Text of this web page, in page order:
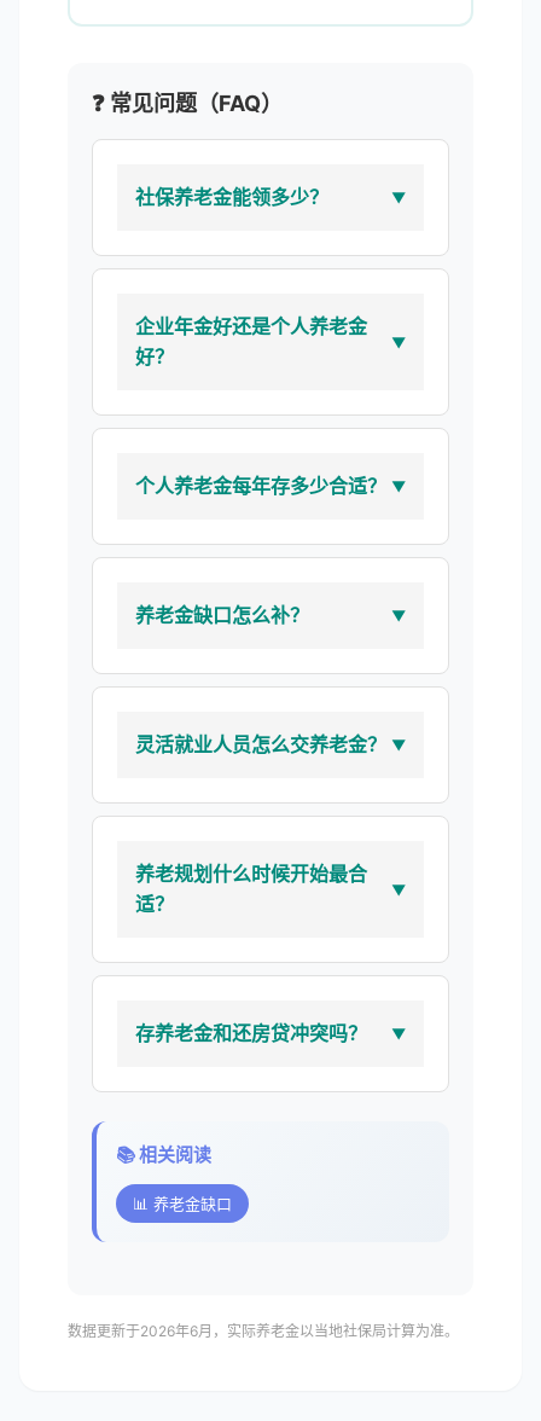
❓ 常见问题（FAQ）
社保养老金能领多少？
企业年金好还是个人养老金
好？
个人养老金每年存多少合适？
养老金缺口怎么补？
灵活就业人员怎么交养老金？
养老规划什么时候开始最合
适？
存养老金和还房贷冲突吗？
📚 相关阅读
📊 养老金缺口
数据更新于2026年6月，实际养老金以当地社保局计算为准。